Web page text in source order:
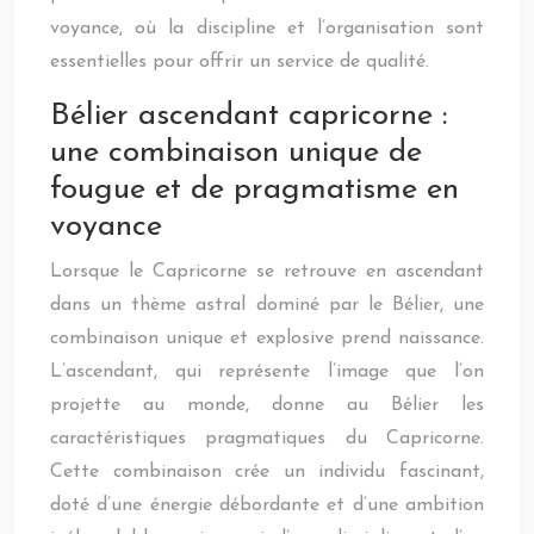
voyance, où la discipline et l’organisation sont
essentielles pour offrir un service de qualité.
Bélier ascendant capricorne :
une combinaison unique de
fougue et de pragmatisme en
voyance
Lorsque le Capricorne se retrouve en ascendant
dans un thème astral dominé par le Bélier, une
combinaison unique et explosive prend naissance.
L’ascendant, qui représente l’image que l’on
projette au monde, donne au Bélier les
caractéristiques pragmatiques du Capricorne.
Cette combinaison crée un individu fascinant,
doté d’une énergie débordante et d’une ambition